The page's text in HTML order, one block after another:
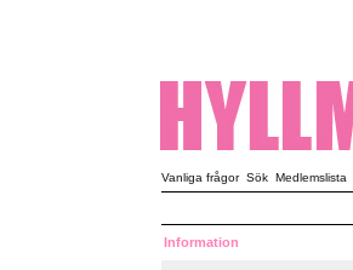
Vanliga frågor Sök Medlemslista
Information